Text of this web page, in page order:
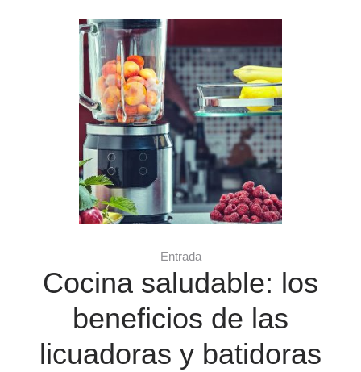
Entrada
Cocina saludable: los
beneficios de las
licuadoras y batidoras